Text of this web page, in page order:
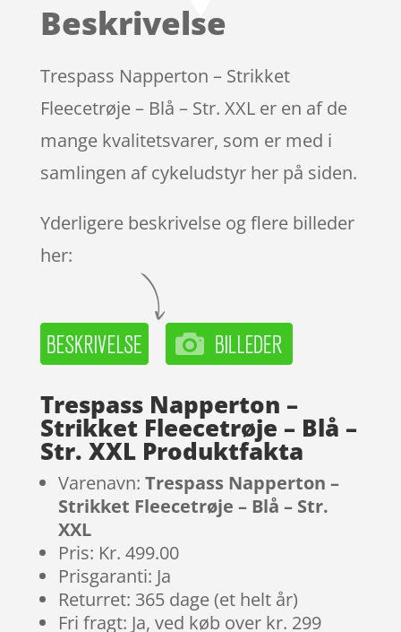
Beskrivelse
Trespass Napperton – Strikket
Fleecetrøje – Blå – Str. XXL er en af de
mange kvalitetsvarer, som er med i
samlingen af cykeludstyr her på siden.
Yderligere beskrivelse og flere billeder
her:
Trespass Napperton –
Strikket Fleecetrøje – Blå –
Str. XXL Produktfakta
Varenavn: Trespass Napperton –
Strikket Fleecetrøje – Blå – Str.
XXL
Pris: Kr. 499.00
Prisgaranti: Ja
Returret: 365 dage (et helt år)
Fri fragt: Ja, ved køb over kr. 299